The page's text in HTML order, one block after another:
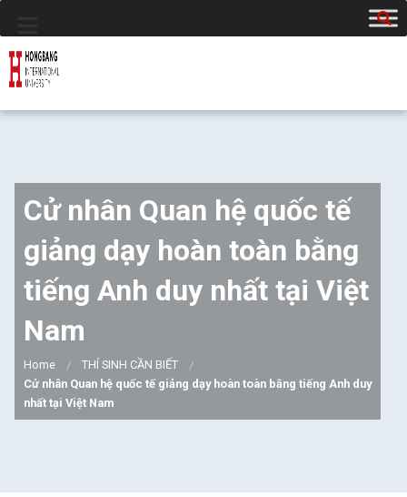
Cử nhân Quan hệ quốc tế
giảng dạy hoàn toàn bằng
tiếng Anh duy nhất tại Việt
Nam
Home
THÍ SINH CẦN BIẾT
Cử nhân Quan hệ quốc tế giảng dạy hoàn toàn bằng tiếng Anh duy
nhất tại Việt Nam